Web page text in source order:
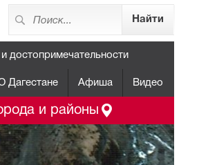
достопримечательности
Дагестане Афиша Видео
и районы